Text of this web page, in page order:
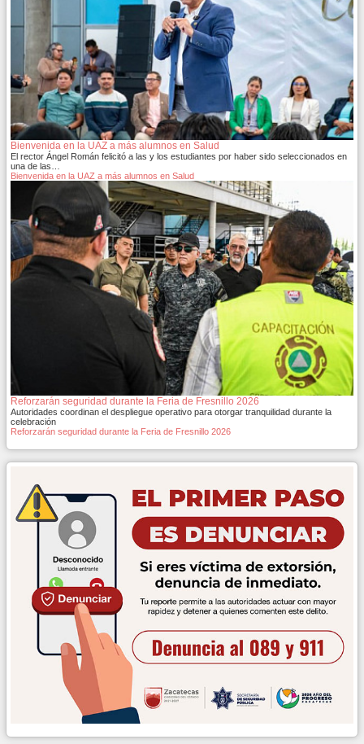
Bienvenida en la UAZ a más alumnos en Salud
El rector Ángel Román felicitó a las y los estudiantes por haber sido seleccionados en
una de las…
Bienvenida en la UAZ a más alumnos en Salud
Reforzarán seguridad durante la Feria de Fresnillo 2026
Autoridades coordinan el despliegue operativo para otorgar tranquilidad durante la
celebración
Reforzarán seguridad durante la Feria de Fresnillo 2026